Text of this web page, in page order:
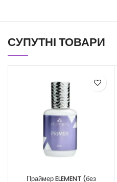
СУПУТНІ ТОВАРИ
Праймер ELEMENT (без